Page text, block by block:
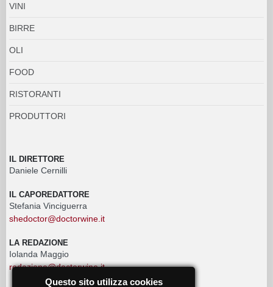
VINI
BIRRE
OLI
FOOD
RISTORANTI
PRODUTTORI
IL DIRETTORE
Daniele Cernilli
IL CAPOREDATTORE
Stefania Vinciguerra
shedoctor@doctorwine.it
LA REDAZIONE
Iolanda Maggio
redazione@doctorwine.it
Questo sito utilizza cookies